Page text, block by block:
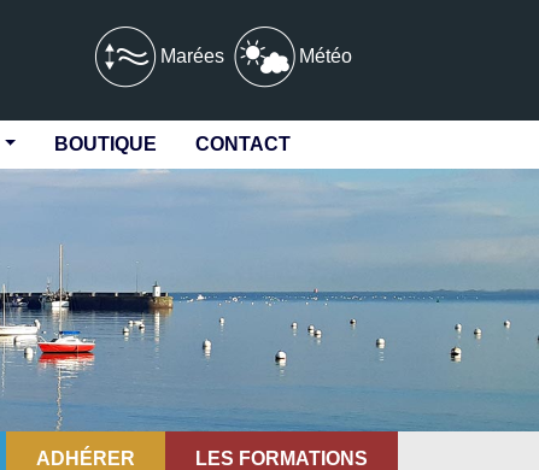
Marées Météo
BOUTIQUE CONTACT
ADHÉRER LES FORMATIONS